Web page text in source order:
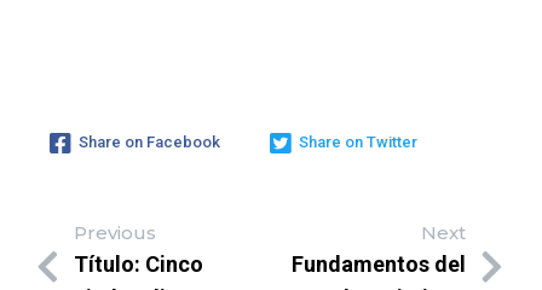
Share on Facebook Share on Twitter
Previous
Título: Cinco
Next
Fundamentos del